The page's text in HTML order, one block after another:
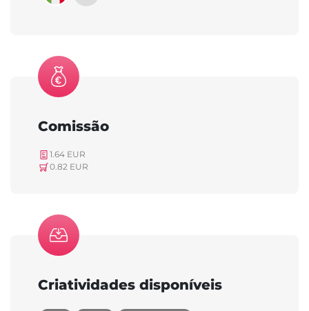
Comissão
1.64 EUR
0.82 EUR
Criatividades disponíveis